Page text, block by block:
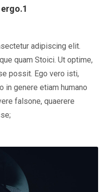
adipiscing elit.
quam Stoici. Ut optime,
possit. Ego vero isti,
in genere etiam humano
falsone, quaerere